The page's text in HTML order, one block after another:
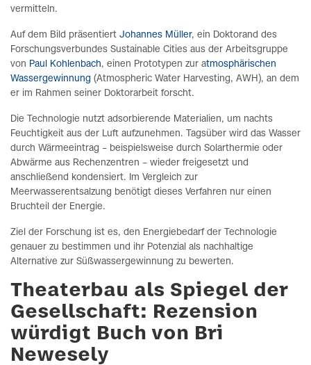
vermitteln.
Auf dem Bild präsentiert Johannes Müller, ein Doktorand des
Forschungsverbundes Sustainable Cities aus der Arbeitsgruppe
von Paul Kohlenbach, einen Prototypen zur atmosphärischen
Wassergewinnung (Atmospheric Water Harvesting, AWH), an dem
er im Rahmen seiner Doktorarbeit forscht.
Die Technologie nutzt adsorbierende Materialien, um nachts
Feuchtigkeit aus der Luft aufzunehmen. Tagsüber wird das Wasser
durch Wärmeeintrag – beispielsweise durch Solarthermie oder
Abwärme aus Rechenzentren – wieder freigesetzt und
anschließend kondensiert. Im Vergleich zur
Meerwasserentsalzung benötigt dieses Verfahren nur einen
Bruchteil der Energie.
Ziel der Forschung ist es, den Energiebedarf der Technologie
genauer zu bestimmen und ihr Potenzial als nachhaltige
Alternative zur Süßwassergewinnung zu bewerten.
Theaterbau als Spiegel der
Gesellschaft: Rezension
würdigt Buch von Bri
Newesely